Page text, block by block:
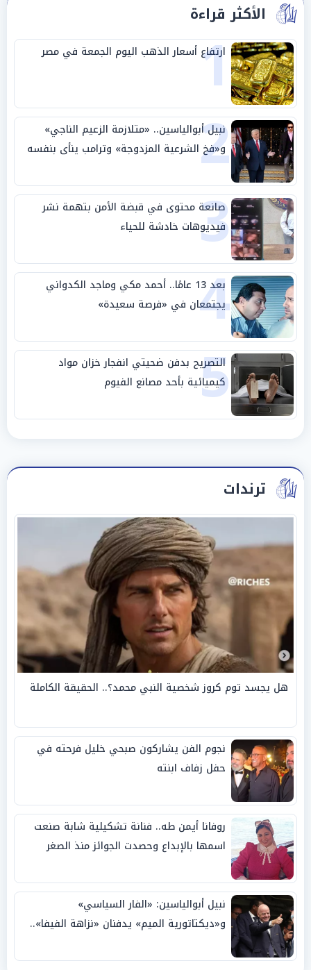
الأكثر قراءة
1
ارتفاع أسعار الذهب اليوم الجمعة في مصر
2
نبيل أبوالياسين.. «متلازمة الزعيم الناجي»
و«فخ الشرعية المزدوجة» وترامب ينأى بنفسه
وحليفه في «ميتم استراتيجي»
3
صانعة محتوى في قبضة الأمن بتهمة نشر
فيديوهات خادشة للحياء
4 بعد 13 عامًا.. أحمد مكي وماجد الكدواني
يجتمعان في «فرصة سعيدة»
5
التصريح بدفن ضحيتي انفجار خزان مواد
كيميائية بأحد مصانع الفيوم
ترندات
هل يجسد توم كروز شخصية النبي محمد؟.. الحقيقة الكاملة
نجوم الفن يشاركون صبحي خليل فرحته في
حفل زفاف ابنته
روفانا أيمن طه.. فنانة تشكيلية شابة صنعت
اسمها بالإبداع وحصدت الجوائز منذ الصغر
نبيل أبوالياسين: «الفار السياسي»
و«ديكتاتورية الميم» يدفنان «نزاهة الفيفا»..